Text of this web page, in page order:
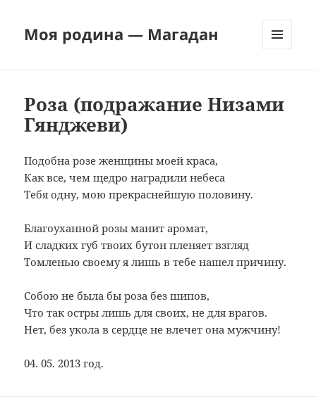
Моя родина — Магадан
Роза (подражание Низами
Гянджеви)
Подобна розе женщины моей краса,
Как все, чем щедро наградили небеса
Тебя одну, мою прекраснейшую половину.
Благоуханной розы манит аромат,
И сладких губ твоих бутон пленяет взгляд
Томленью своему я лишь в тебе нашел причину.
Собою не была бы роза без шипов,
Что так остры лишь для своих, не для врагов.
Нет, без укола в сердце не влечет она мужчину!
04. 05. 2013 год.